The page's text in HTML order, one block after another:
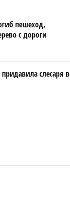
пешеход,
с дороги
слесаря в